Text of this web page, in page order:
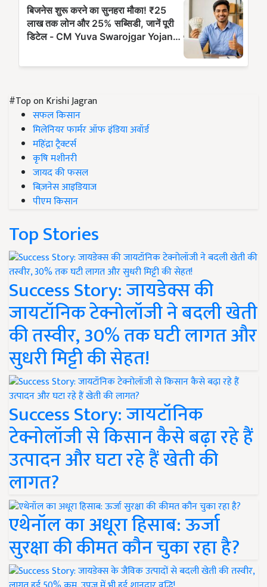
#Top on Krishi Jagran
सफल किसान
मिलेनियर फार्मर ऑफ इंडिया अवॉर्ड
महिंद्रा ट्रैक्टर्स
कृषि मशीनरी
जायद की फसल
बिज़नेस आइडियाज
पीएम किसान
Top Stories
Success Story: जायडेक्स की
जायटॉनिक टेक्नोलॉजी ने बदली खेती
की तस्वीर, 30% तक घटी लागत और
सुधरी मिट्टी की सेहत!
Success Story: जायटॉनिक
टेक्नोलॉजी से किसान कैसे बढ़ा रहे हैं
उत्पादन और घटा रहे हैं खेती की
लागत?
एथेनॉल का अधूरा हिसाब: ऊर्जा
सुरक्षा की कीमत कौन चुका रहा है?